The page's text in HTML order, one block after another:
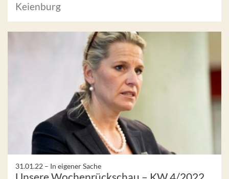
Keienburg
31.01.22 – In eigener Sache